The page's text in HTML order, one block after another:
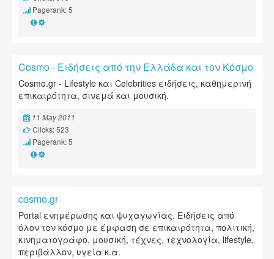
Pagerank: 5
Cosmo - Ειδήσεις από την Ελλάδα και τον Κόσμο
Cosmo.gr - Lifestyle και Celebrities ειδήσεις, καθημερινή
επικαιρότητα, σινεμά και μουσική.
11 May 2011
Clicks: 523
Pagerank: 5
cosmo.gr
Portal ενημέρωσης και ψυχαγωγίας. Ειδήσεις από
όλον τον κόσμο με έμφαση σε επικαιρότητα, πολιτική,
κινηματογράφο, μουσική, τέχνες, τεχνολογία, lifestyle,
περιβάλλον, υγεία κ.α.